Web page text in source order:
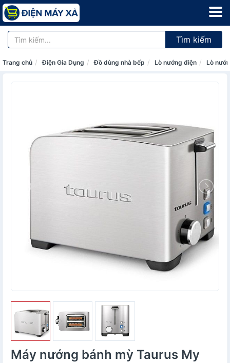
Tìm kiếm
Trang chủ Điện Gia Dụng Đồ dùng nhà bếp Lò nướng điện Lò
Máy nướng bánh mỳ Taurus My